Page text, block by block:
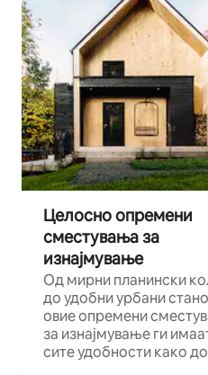
Целосно опремени
сместувања за
изнајмување
Од мирни планински
до удобни урбани
овие опремени
за изнајмување ги
сите удобности како